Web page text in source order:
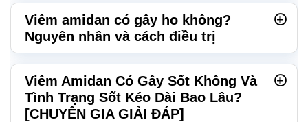
Viêm amidan có gây ho không?
Nguyên nhân và cách điều trị
Viêm Amidan Có Gây Sốt Không Và
Tình Trạng Sốt Kéo Dài Bao Lâu?
[CHUYÊN GIA GIẢI ĐÁP]